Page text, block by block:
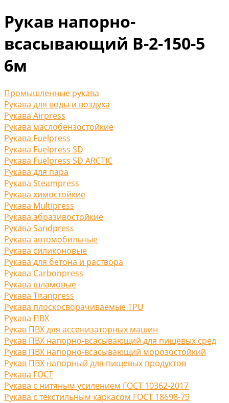
Рукав напорно-
всасывающий В-2-150-5
6м
Промышленные рукава
Рукава для воды и воздуха
Рукава Airpress
Рукава маслобензостойкие
Рукава Fuelpress
Рукава Fuelpress SD
Рукава Fuelpress SD ARCTIC
Рукава для пара
Рукава Steampress
Рукава химостойкие
Рукава Multipress
Рукава абразивостойкие
Рукава Sandpress
Рукава автомобильные
Рукава силиконовые
Рукава для бетона и раствора
Рукава Carbonpress
Рукава шламовые
Рукава Titanpress
Рукава плоскосворачиваемые TPU
Рукава ПВХ
Рукав ПВХ для ассенизаторных машин
Рукав ПВХ напорно-всасывающий для пищевых сред
Рукав ПВХ напорно-всасывающий морозостойкий
Рукав ПВХ напорный для пищевых продуктов
Рукава ГОСТ
Рукава с нитяным усилением ГОСТ 10362-2017
Рукава с текстильным каркасом ГОСТ 18698-79